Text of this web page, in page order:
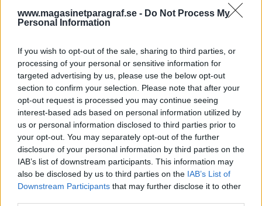
www.magasinetparagraf.se - Do Not Process My
Personal Information
If you wish to opt-out of the sale, sharing to third parties, or
processing of your personal or sensitive information for
targeted advertising by us, please use the below opt-out
section to confirm your selection. Please note that after your
opt-out request is processed you may continue seeing
interest-based ads based on personal information utilized by
us or personal information disclosed to third parties prior to
your opt-out. You may separately opt-out of the further
disclosure of your personal information by third parties on the
IAB’s list of downstream participants. This information may
also be disclosed by us to third parties on the IAB’s List of
Downstream Participants that may further disclose it to other
så grund att jag betraktar den som en
knävecksreaktion utifrån mediaindoktrinerad
som definitivt inte mäktar med en vettig
riskbedömning, finns t.o.m forskning som visar
att människor som agerar utifrån rädsla inte ens
kan räkna procent, oavsett utbildningsnivå!